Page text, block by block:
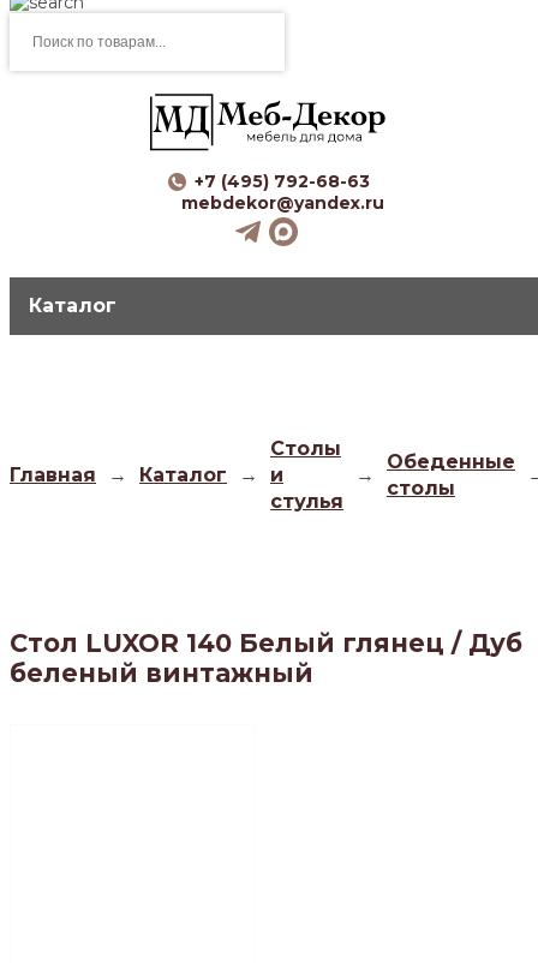
товаров
+7 (495) 792-68-63
mebdekor@yandex.ru
Каталог
Главная → Каталог →
Столы
и
стулья
→
Обеденные
столы
Стол LUXOR 140 Белый глянец / Дуб
беленый винтажный